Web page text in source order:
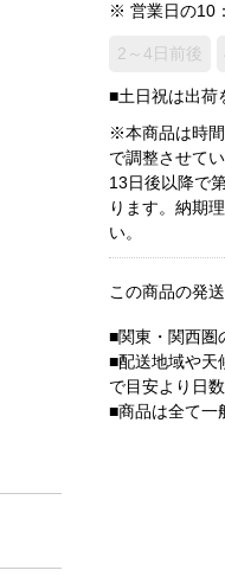
※ 営業日の10
2～4日前後
■土日祝は出荷
※本商品は時
で調整させて
13日後以降で
ります。納期
い。
この商品の発
■関東・関西圏
■配送地域や天
で目安より日
■商品は全て一